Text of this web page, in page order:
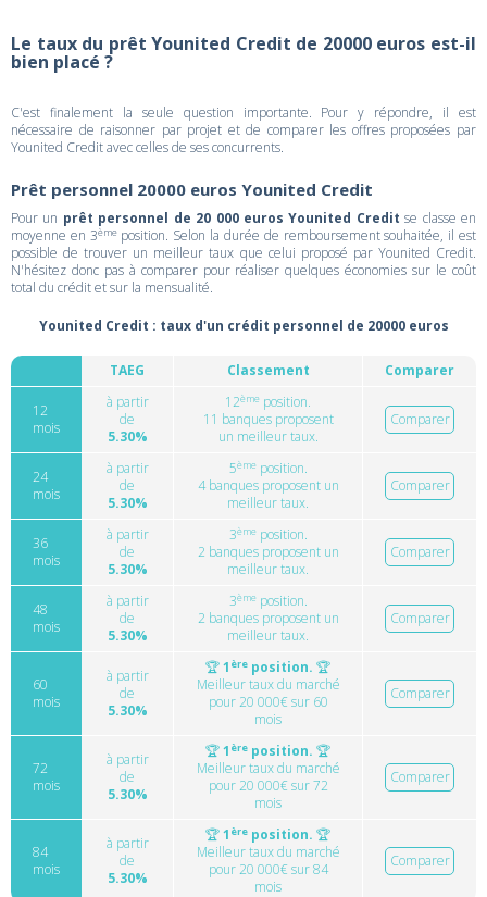
Le taux du prêt Younited Credit de 20000 euros est-il
bien placé ?
C'est finalement la seule question importante. Pour y répondre, il est
nécessaire de raisonner par projet et de comparer les offres proposées par
Younited Credit avec celles de ses concurrents.
Prêt personnel 20000 euros Younited Credit
Pour un prêt personnel de 20 000 euros Younited Credit se classe en
moyenne en 3èmeposition. Selon la durée de remboursement souhaitée, il est
possible de trouver un meilleur taux que celui proposé par Younited Credit.
N'hésitez donc pas à comparer pour réaliser quelques économies sur le coût
total du crédit et sur la mensualité.
Younited Credit : taux d'un crédit personnel de 20000 euros
TAEG Classement Comparer
12
mois
à partir
de
5.30%
12ème position.
11 banques proposent
un meilleur taux.
Comparer
24
mois
à partir
de
5.30%
5èmeposition.
4 banques proposent un
meilleur taux.
Comparer
36
mois
à partir
de
5.30%
3èmeposition.
2 banques proposent un
meilleur taux.
Comparer
48
mois
à partir
de
5.30%
3èmeposition.
2 banques proposent un
meilleur taux.
Comparer
60
mois
à partir
de
5.30%
🏆1 ère position. 🏆
Meilleur taux du marché
pour 20 000€ sur 60
mois
Comparer
72
mois
à partir
de
5.30%
🏆1 ère position. 🏆
Meilleur taux du marché
pour 20 000€ sur 72
mois
Comparer
84
mois
à partir
de
5.30%
🏆1 ère position. 🏆
Meilleur taux du marché
pour 20 000€ sur 84
mois
Comparer